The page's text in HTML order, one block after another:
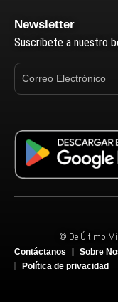
Newsletter
Suscríbete a nuestro
© De Último
Contáctanos
Sobre
Política de privacidad